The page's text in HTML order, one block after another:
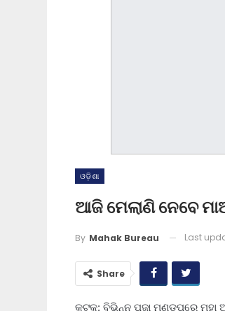
ଓଡ଼ିଶା
ଆଜି ମେଲାଣି ନେବେ
By Mahak Bureau Last
Share
କଟକ: ବିଭିନ୍ନ ପୂଜା ମଣ୍ଡପରେ ମହା